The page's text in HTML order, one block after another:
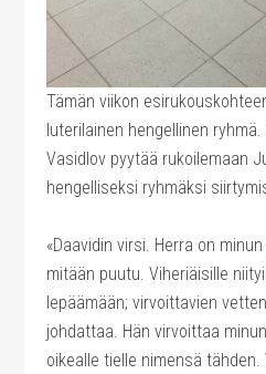
Tämän viikon
luterilainen hengellinen
Vasidlov pyytää rukoilemaan
hengelliseksi ryhmäksi
«Daavidin virsi. Herra on
mitään puutu. Viheriäisille
lepäämään; virvoittavien
johdattaa. Hän virvoittaa
oikealle tielle nimensä